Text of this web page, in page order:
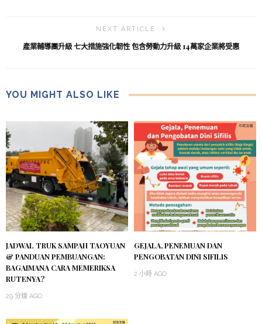
NEXT ARTICLE
產業輔導團升級 七大措施強化韌性 包含勞動力升級 14萬家企業將受惠
YOU MIGHT ALSO LIKE
JADWAL TRUK SAMPAH TAOYUAN
& PANDUAN PEMBUANGAN:
BAGAIMANA CARA MEMERIKSA
RUTENYA?
29 分鐘 AGO
GEJALA, PENEMUAN DAN
PENGOBATAN DINI SIFILIS
2 小時 AGO